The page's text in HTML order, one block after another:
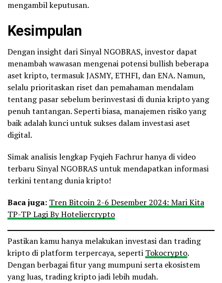
mengambil keputusan.
Kesimpulan
Dengan insight dari Sinyal NGOBRAS, investor dapat
menambah wawasan mengenai potensi bullish beberapa
aset kripto, termasuk JASMY, ETHFI, dan ENA. Namun,
selalu prioritaskan riset dan pemahaman mendalam
tentang pasar sebelum berinvestasi di dunia kripto yang
penuh tantangan. Seperti biasa, manajemen risiko yang
baik adalah kunci untuk sukses dalam investasi aset
digital.
Simak analisis lengkap Fyqieh Fachrur hanya di video
terbaru Sinyal NGOBRAS untuk mendapatkan informasi
terkini tentang dunia kripto!
Baca juga: Tren Bitcoin 2-6 Desember 2024: Mari Kita
TP-TP Lagi By Hoteliercrypto
Pastikan kamu hanya melakukan investasi dan trading
kripto di platform terpercaya, seperti Tokocrypto.
Dengan berbagai fitur yang mumpuni serta ekosistem
yang luas, trading kripto jadi lebih mudah.